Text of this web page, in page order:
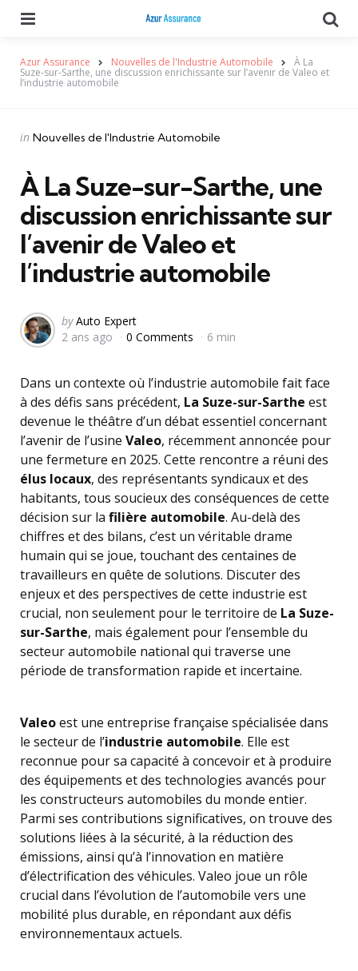
Azur Assurance Nouvelles de l'Industrie Automobile À La
Suze-sur-Sarthe, une discussion enrichissante sur l’avenir de Valeo et
l’industrie automobile
Categories
Posted
in Nouvelles de l'Industrie Automobile
À La Suze-sur-Sarthe, une
discussion enrichissante sur
l’avenir de Valeo et
l’industrie automobile
Posted
by
by Auto Expert
2 ans ago
0 Comments 6 min
Dans un contexte où l’industrie automobile fait face
à des défis sans précédent, La Suze-sur-Sarthe est
devenue le théâtre d’un débat essentiel concernant
l’avenir de l’usine Valeo, récemment annoncée pour
une fermeture en 2025. Cette rencontre a réuni des
élus locaux, des représentants syndicaux et des
habitants, tous soucieux des conséquences de cette
décision sur la filière automobile. Au-delà des
chiffres et des bilans, c’est un véritable drame
humain qui se joue, touchant des centaines de
travailleurs en quête de solutions. Discuter des
enjeux et des perspectives de cette industrie est
crucial, non seulement pour le territoire de La Suze-
sur-Sarthe, mais également pour l’ensemble du
secteur automobile national qui traverse une
période de transformation rapide et incertaine.
Valeoest une entreprise française spécialisée dans
le secteur de l’industrie automobile. Elle est
reconnue pour sa capacité à concevoir et à produire
des équipements et des technologies avancés pour
les constructeurs automobiles du monde entier.
Parmi ses contributions significatives, on trouve des
solutions liées à la sécurité, à la réduction des
émissions, ainsi qu’à l’innovation en matière
d’électrification des véhicules. Valeo joue un rôle
crucial dans l’évolution de l’automobile vers une
mobilité plus durable, en répondant aux défis
environnementaux actuels.